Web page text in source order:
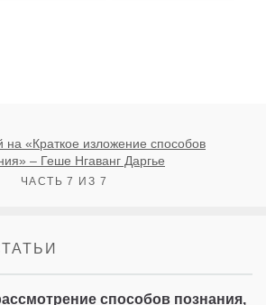
на «Краткое изложение способов
– Геше Нгаванг Даргье
ЧАСТЬ 7 ИЗ 7
способов познания,